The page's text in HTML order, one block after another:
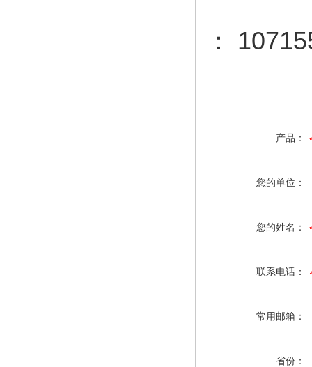
：
产品：
您的单位：
您的姓名：
联系电话：
常用邮箱：
省份：